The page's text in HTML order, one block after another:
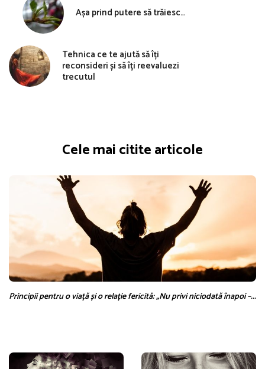
Așa prind putere să trăiesc…
Tehnica ce te ajută să îți
reconsideri și să îți reevaluezi
trecutul
Cele mai citite articole
Principii pentru o viață și o relație fericită: „Nu privi niciodată înapoi –...